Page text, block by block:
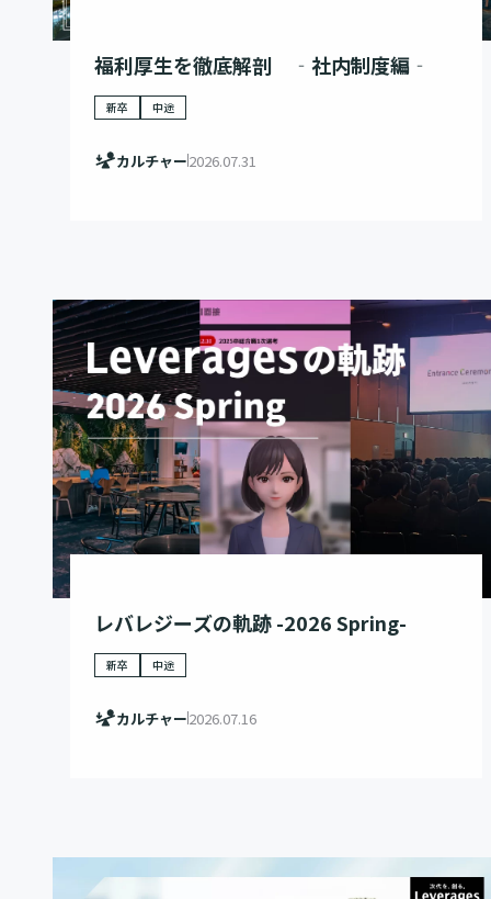
福利厚生を徹底解剖 ‐社内制度編‐
新卒 中途
カルチャー2026.07.31
レバレジーズの軌跡 -2026 Spring-
新卒 中途
カルチャー2026.07.16